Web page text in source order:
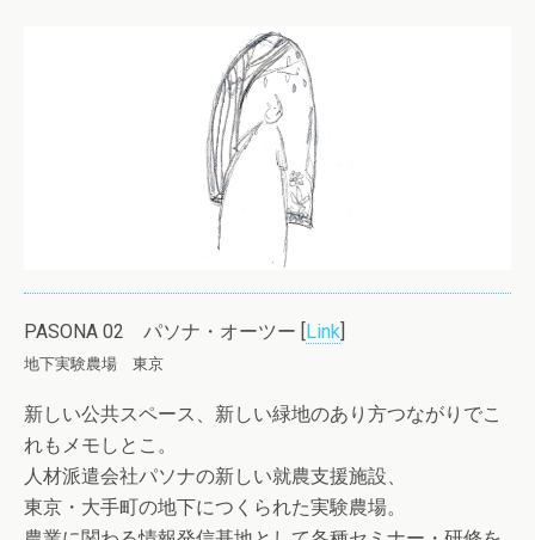
PASONA 02 パソナ・オーツー [Link]
地下実験農場 東京
新しい公共スペース、新しい緑地のあり方つながりでこ
れもメモしとこ。
人材派遣会社パソナの新しい就農支援施設、
東京・大手町の地下につくられた実験農場。